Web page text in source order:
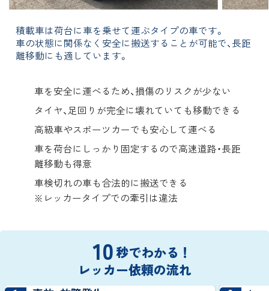
積載車は荷台に車を乗せて運ぶタイプの車です。
車の状態に関係なく安全に搬送することが可能で、長距
離移動にも適しています。
車を安全に運べるため、損傷のリスクが少ない
タイヤ、足回りが完全に壊れていても移動できる
高級車やスポーツカーでも安心して運べる
車を荷台にしっかり固定するので高速道路・長距
離移動も得意
車検切れの車も合法的に搬送できる
※レッカータイプでの牽引は違法
10秒でわかる！
レッカー依頼の流れ